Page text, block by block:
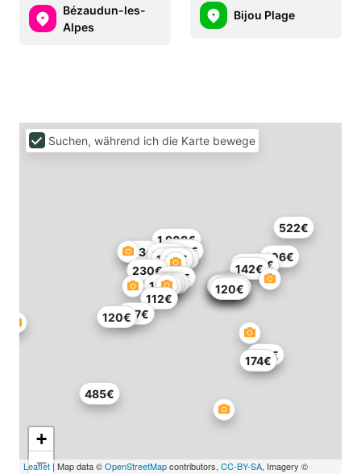
Bézaudun-les-
Alpes
Bijou Plage
106€
174€
99€
117€
120€
485€
103€
138€
106€
163€
522€
129€
179€
610€
167€
143€
157€
75€
164€
142€
174€
84€
112€
230€
143€
1.908€
332€
1.596€
120€
137€
+
−
Leaflet | Map data ©OpenStreetMapcontributors, CC-BY-SA, Imagery ©
Suchen, während ich die Karte bewege